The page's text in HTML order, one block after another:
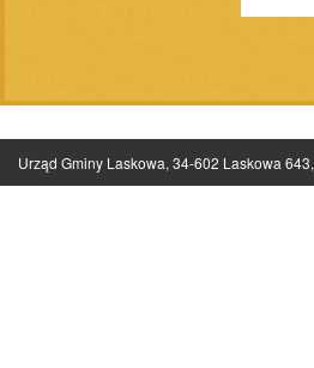
Urząd Gminy Laskowa, 34-602 Laskowa 643,